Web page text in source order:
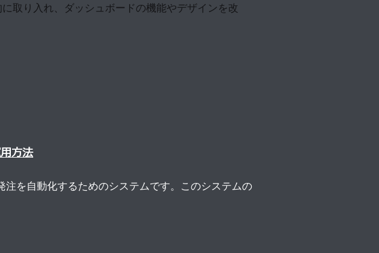
取り入れ、ダッシュボードの機能やデザインを改
方法
を自動化するためのシステムです。このシステムの